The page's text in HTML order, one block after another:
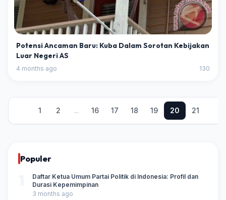
Potensi Ancaman Baru: Kuba Dalam Sorotan Kebijakan
Luar Negeri AS
4 months ago 130
1 2 ... 16 17 18 19 20 21
Populer
Daftar Ketua Umum Partai Politik di Indonesia: Profil dan
Durasi Kepemimpinan
3 months ago